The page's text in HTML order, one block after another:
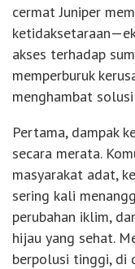
cermat Juniper
akses terhadap
memperburuk
menghambat
Pertama, dampak
secara merata.
masyarakat adat,
sering kali
perubahan iklim,
hijau yang sehat.
berpolusi tinggi, di